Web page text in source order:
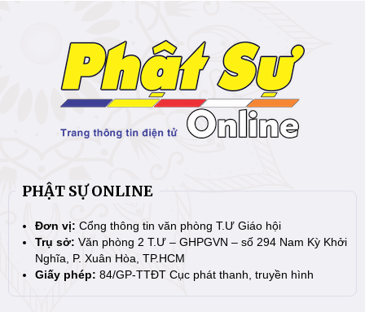
PHẬT SỰ ONLINE
Đơn vị: Cổng thông tin văn phòng T.Ư Giáo hội
Trụ sở: Văn phòng 2 T.Ư – GHPGVN – số 294 Nam Kỳ Khởi
Nghĩa, P. Xuân Hòa, TP.HCM
Giấy phép: 84/GP-TTĐT Cục phát thanh, truyền hình